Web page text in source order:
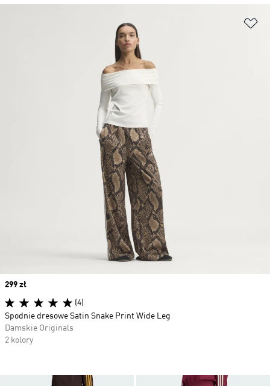
Price
299 zł
(4)
Spodnie dresowe Satin Snake Print Wide Leg
Damskie Originals
2 kolory